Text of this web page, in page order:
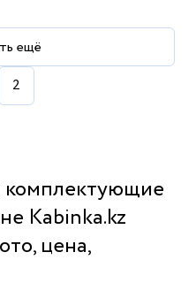
ещё
2
комплектующие
Kabinka.kz
цена,